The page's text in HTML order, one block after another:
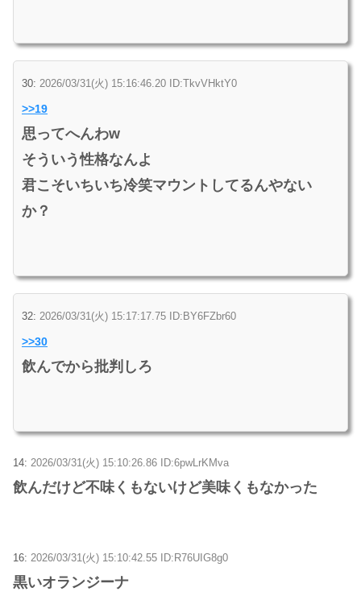
30: 2026/03/31(火) 15:16:46.20 ID:TkvVHktY0
>>19
思ってへんわw
そういう性格なんよ
君こそいちいち冷笑マウントしてるんやない
か？
32: 2026/03/31(火) 15:17:17.75 ID:BY6FZbr60
>>30
飲んでから批判しろ
14: 2026/03/31(火) 15:10:26.86 ID:6pwLrKMva
飲んだけど不味くもないけど美味くもなかった
16: 2026/03/31(火) 15:10:42.55 ID:R76UIG8g0
黒いオランジーナ